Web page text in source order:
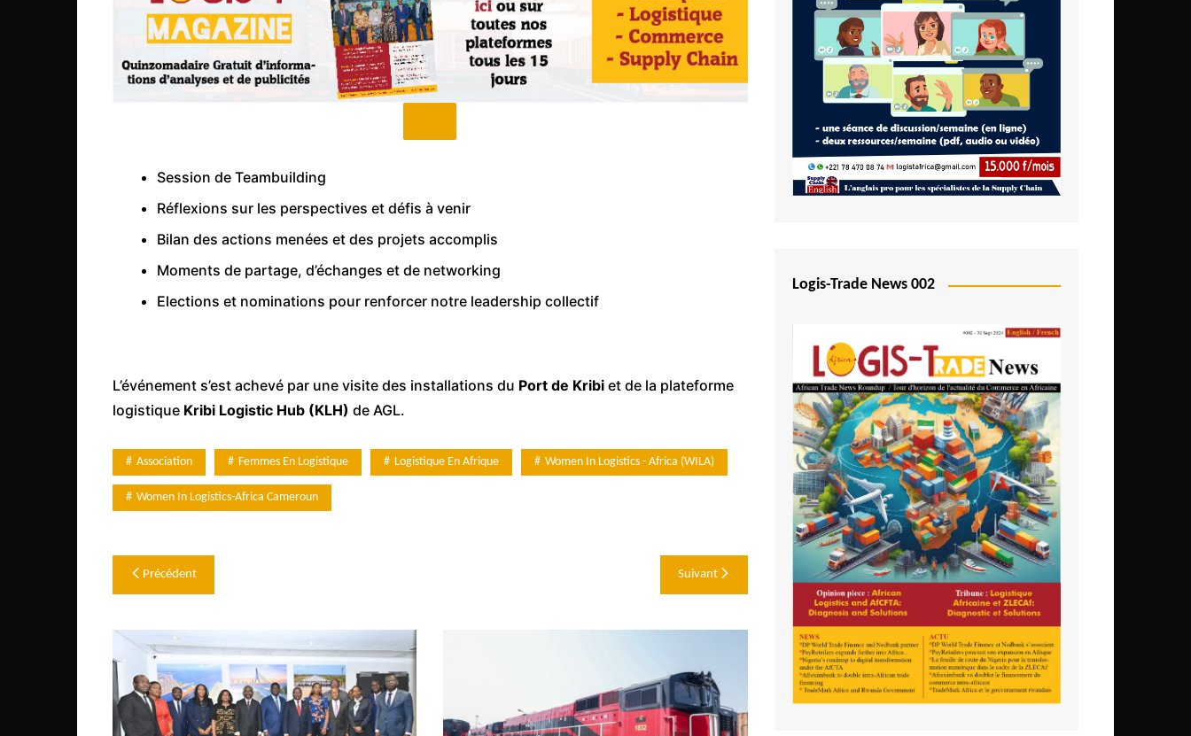
Guinée Bissau
Ile Maurice
Kenya
Maroc
Mauritanie
Mozambique
Namibie
Tchad
Togo
Sierra Leone
Soudan
Zimbabwe
Session de Teambuilding
Réflexions sur les perspectives et défis à venir
Bilan des actions menées et des projets accomplis
Moments de partage, d’échanges et de networking
Elections et nominations pour renforcer notre leadership collectif
L’événement s’est achevé par une visite des installations du Port de Kribi et de la plateforme
logistique Kribi Logistic Hub (KLH) de AGL.
Association Femmes En Logistique Logistique En Afrique Women In Logistics - Africa (WILA)
Women In Logistics-Africa Cameroun
Navigation
l’article
Précédent Suivant
Logis-Trade News 002